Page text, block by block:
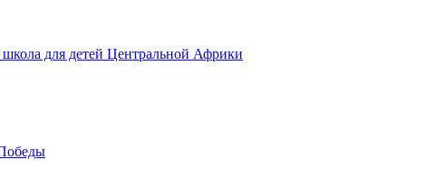
для детей Центральной Африки